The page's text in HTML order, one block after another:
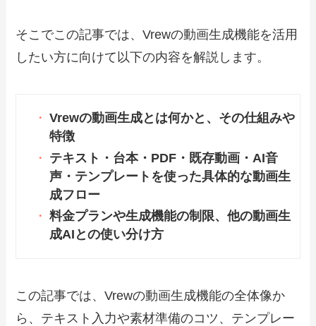
そこでこの記事では、Vrewの動画生成機能を活用
したい方に向けて以下の内容を解説します。
Vrewの動画生成とは何かと、その仕組みや
特徴
テキスト・台本・PDF・既存動画・AI音
声・テンプレートを使った具体的な動画生
成フロー
料金プランや生成機能の制限、他の動画生
成AIとの使い分け方
この記事では、Vrewの動画生成機能の全体像か
ら、テキスト入力や素材準備のコツ、テンプレー